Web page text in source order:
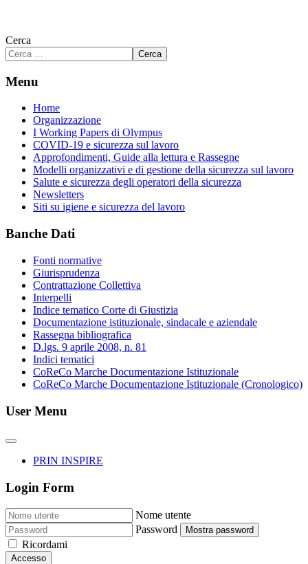
Cerca
Cerca
Menu
Home
Organizzazione
I Working Papers di Olympus
COVID-19 e sicurezza sul lavoro
Approfondimenti, Guide alla lettura e Rassegne
Modelli organizzativi e di gestione della sicurezza sul lavoro
Salute e sicurezza degli operatori della sicurezza
Newsletters
Siti su igiene e sicurezza del lavoro
Banche Dati
Fonti normative
Giurisprudenza
Contrattazione Collettiva
Interpelli
Indice tematico Corte di Giustizia
Documentazione istituzionale, sindacale e aziendale
Rassegna bibliografica
D.lgs. 9 aprile 2008, n. 81
Indici tematici
CoReCo Marche Documentazione Istituzionale
CoReCo Marche Documentazione Istituzionale (Cronologico)
User Menu
PRIN INSPIRE
Login Form
Nome utente
Password
Mostra password
Ricordami
Accesso